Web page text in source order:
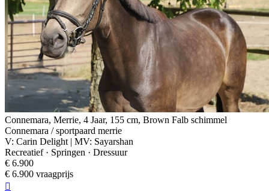
Connemara, Merrie, 4 Jaar, 155 cm, Brown Falb schimmel
Connemara / sportpaard merrie
V: Carin Delight | MV: Sayarshan
Recreatief · Springen · Dressuur
€ 6.900
€ 6.900 vraagprijs
